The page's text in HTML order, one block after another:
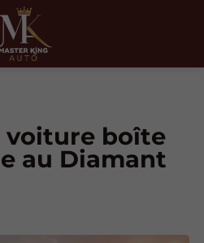
voiture boîte
au Diamant